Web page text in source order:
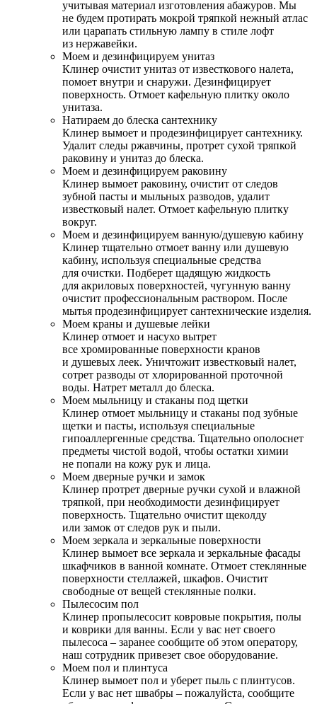
учитывая материал изготовления абажуров. Мы
не будем протирать мокрой тряпкой нежный атлас
или царапать стильную лампу в стиле лофт
из нержавейки.
Моем и дезинфицируем унитаз
Клинер очистит унитаз от известкового налета,
помоет внутри и снаружи. Дезинфицирует
поверхность. Отмоет кафельную плитку около
унитаза.
Натираем до блеска сантехнику
Клинер вымоет и продезинфицирует сантехнику.
Удалит следы ржавчины, протрет сухой тряпкой
раковину и унитаз до блеска.
Моем и дезинфицируем раковину
Клинер вымоет раковину, очистит от следов
зубной пасты и мыльных разводов, удалит
известковый налет. Отмоет кафельную плитку
вокруг.
Моем и дезинфицируем ванную/душевую кабину
Клинер тщательно отмоет ванну или душевую
кабину, используя специальные средства
для очистки. Подберет щадящую жидкость
для акриловых поверхностей, чугунную ванну
очистит профессиональным раствором. После
мытья продезинфицирует сантехнические изделия.
Моем краны и душевые лейки
Клинер отмоет и насухо вытрет
все хромированные поверхности кранов
и душевых леек. Уничтожит известковый налет,
сотрет разводы от хлорированной проточной
воды. Натрет металл до блеска.
Моем мыльницу и стаканы под щетки
Клинер отмоет мыльницу и стаканы под зубные
щетки и пасты, используя специальные
гипоаллергенные средства. Тщательно ополоснет
предметы чистой водой, чтобы остатки химии
не попали на кожу рук и лица.
Моем дверные ручки и замок
Клинер протрет дверные ручки сухой и влажной
тряпкой, при необходимости дезинфицирует
поверхность. Тщательно очистит щеколду
или замок от следов рук и пыли.
Моем зеркала и зеркальные поверхности
Клинер вымоет все зеркала и зеркальные фасады
шкафчиков в ванной комнате. Отмоет стеклянные
поверхности стеллажей, шкафов. Очистит
свободные от вещей стеклянные полки.
Пылесосим пол
Клинер пропылесосит ковровые покрытия, полы
и коврики для ванны. Если у вас нет своего
пылесоса – заранее сообщите об этом оператору,
наш сотрудник привезет свое оборудование.
Моем пол и плинтуса
Клинер вымоет пол и уберет пыль с плинтусов.
Если у вас нет швабры – пожалуйста, сообщите